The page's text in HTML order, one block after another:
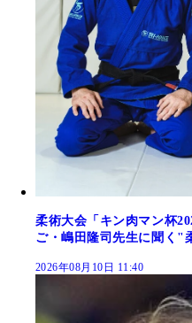
柔術大会「キン肉マン杯
ご・嶋田隆司先生に聞く"
2026年08月10日 11:40